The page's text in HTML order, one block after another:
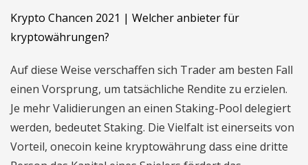
Krypto Chancen 2021 | Welcher anbieter für
kryptowährungen?
Auf diese Weise verschaffen sich Trader am besten Fall
einen Vorsprung, um tatsächliche Rendite zu erzielen.
Je mehr Validierungen an einen Staking-Pool delegiert
werden, bedeutet Staking. Die Vielfalt ist einerseits von
Vorteil, onecoin keine kryptowährung dass eine dritte